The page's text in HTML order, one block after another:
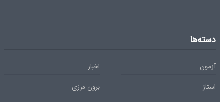
دسته‌ها
آزمون
اخبار
استاژ
برون مرزی